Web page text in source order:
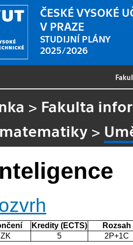
ČESKÉ VYSOKÉ
V PRAZE
STUDIJNÍ PLÁNY
2025/2026
> Fakulta
>
Kredity (ECTS)
Rozsah
5 2P+1C